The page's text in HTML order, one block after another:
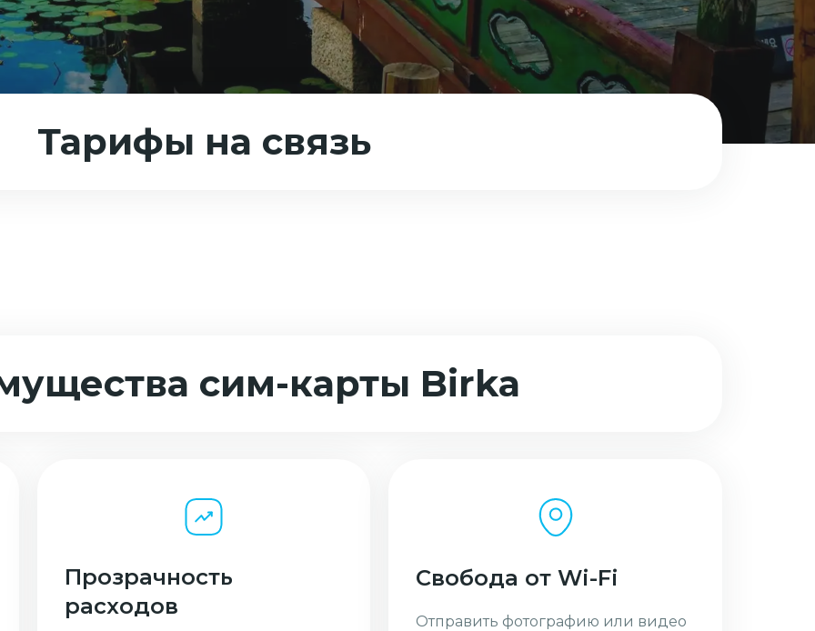
Тарифы на связь
сим-карты Birka
Прозрачность
расходов
Свобода от Wi-Fi
Отправить фотографию или видео